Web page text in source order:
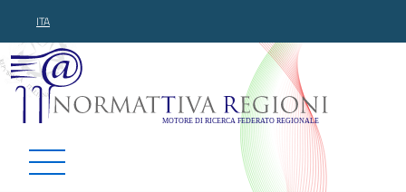
ITA
Normattiva Regioni -